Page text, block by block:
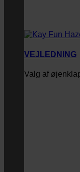
VEJLEDNING
Valg af